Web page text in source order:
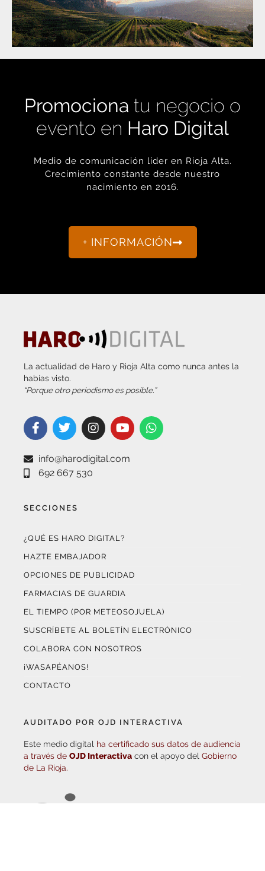
Promociona tu negocio o
evento en Haro Digital
Medio de comunicación líder en Rioja Alta.
Crecimiento constante desde nuestro
nacimiento en 2016.
+ INFORMACIÓN
La actualidad de Haro y Rioja Alta como nunca antes la
habías visto.
“Porque otro periodismo es posible.”
info@harodigital.com
692 667 530
SECCIONES
¿QUÉ ES HARO DIGITAL?
HAZTE EMBAJADOR
OPCIONES DE PUBLICIDAD
FARMACIAS DE GUARDIA
EL TIEMPO (POR METEOSOJUELA)
SUSCRÍBETE AL BOLETÍN ELECTRÓNICO
COLABORA CON NOSOTROS
¡WASAPÉANOS!
CONTACTO
AUDITADO POR OJD INTERACTIVA
Este medio digital ha certificado sus datos de audiencia
a través de OJD Interactiva con el apoyo del Gobierno
de La Rioja.